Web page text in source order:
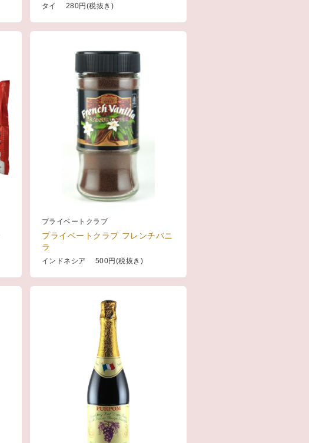
タイ 280円(税抜き)
プライベートクラブ
プライベートクラブ フレンチバニ
ラ
インドネシア 500円(税抜き)